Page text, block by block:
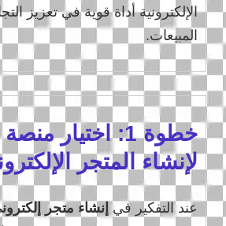
الإلكترونية أداة قوية في تعزيز
المبيعات.
خطوة 1: اختيار
لإنشاء المتجر
عند التفكير في إنشاء متجر